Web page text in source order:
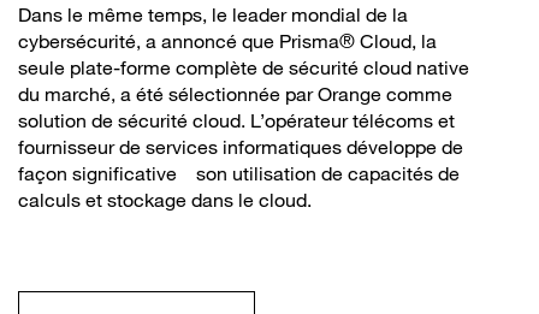
Dans le même temps, le leader mondial de la
cybersécurité, a annoncé que Prisma® Cloud, la
seule plate-forme complète de sécurité cloud native
du marché, a été sélectionnée par Orange comme
solution de sécurité cloud. L’opérateur télécoms et
fournisseur de services informatiques développe de
façon significative son utilisation de capacités de
calculs et stockage dans le cloud.